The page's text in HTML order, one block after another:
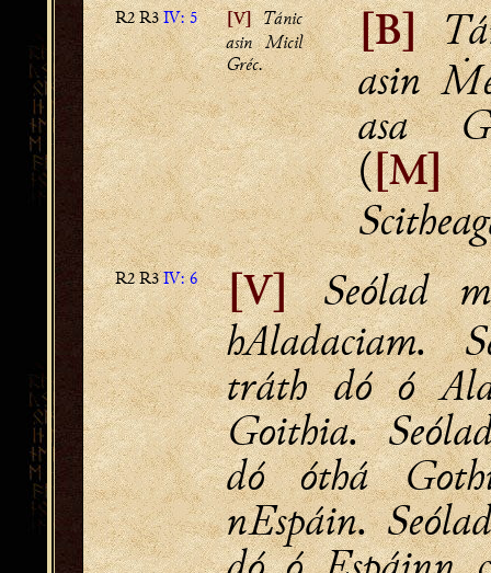
R2 R3IV: 5 [V]Tánic
asin Micil
Gréc.
[B]
asin
asa
(
R2 R3IV: 6 [V]Seólad
hAladaciam.
tráth dó ó
Goithia.
dó óthá
nEspáin.